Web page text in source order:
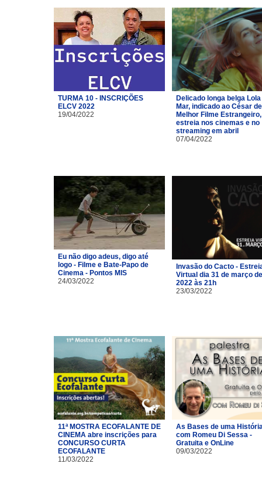
TURMA 10 - INSCRIÇÕES
ELCV 2022
19/04/2022
Delicado longa belga Lola
Mar, indicado ao César de
Melhor Filme Estrangeiro,
estreia nos cinemas e no
streaming em abril
07/04/2022
Eu não digo adeus, digo até
logo - Filme e Bate-Papo de
Cinema - Pontos MIS
24/03/2022
Invasão do Cacto -
Virtual dia 31 de março de
2022 às 21h
23/03/2022
11ª MOSTRA ECOFALANTE DE
CINEMA abre inscrições para
CONCURSO CURTA
ECOFALANTE
11/03/2022
As Bases de uma
com Romeu Di Sessa -
Gratuita e OnLine
09/03/2022